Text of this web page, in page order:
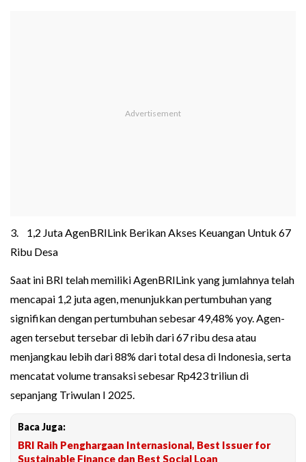
3. 1,2 Juta AgenBRILink Berikan Akses Keuangan Untuk 67
Ribu Desa
Saat ini BRI telah memiliki AgenBRILink yang jumlahnya telah
mencapai 1,2 juta agen, menunjukkan pertumbuhan yang
signifikan dengan pertumbuhan sebesar 49,48% yoy. Agen-
agen tersebut tersebar di lebih dari 67 ribu desa atau
menjangkau lebih dari 88% dari total desa di Indonesia, serta
mencatat volume transaksi sebesar Rp423 triliun di
sepanjang Triwulan I 2025.
Baca Juga:
BRI Raih Penghargaan Internasional, Best Issuer for
Sustainable Finance dan Best Social Loan